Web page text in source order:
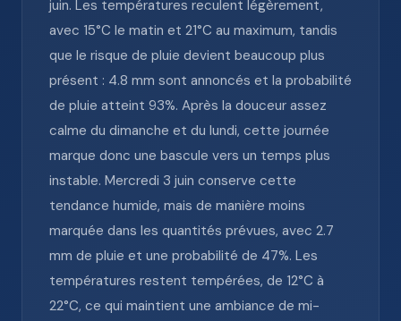
juin. Les températures reculent légèrement,
avec 15°C le matin et 21°C au maximum, tandis
que le risque de pluie devient beaucoup plus
présent : 4.8 mm sont annoncés et la probabilité
de pluie atteint 93%. Après la douceur assez
calme du dimanche et du lundi, cette journée
marque donc une bascule vers un temps plus
instable. Mercredi 3 juin conserve cette
tendance humide, mais de manière moins
marquée dans les quantités prévues, avec 2.7
mm de pluie et une probabilité de 47%. Les
températures restent tempérées, de 12°C à
22°C, ce qui maintient une ambiance de mi-